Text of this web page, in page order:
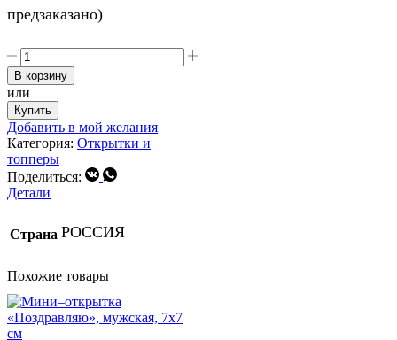
предзаказано)
Количество
товара
Открытка-
комплимент
"Dream",
8
х
6
см
В корзину
или
Купить
Добавить в мой желания
Категория: Открытки и
топперы
Поделиться: Vk Whatsapp
Детали
Страна РОССИЯ
Похожие товары